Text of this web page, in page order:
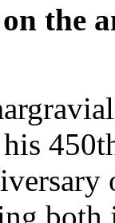
the